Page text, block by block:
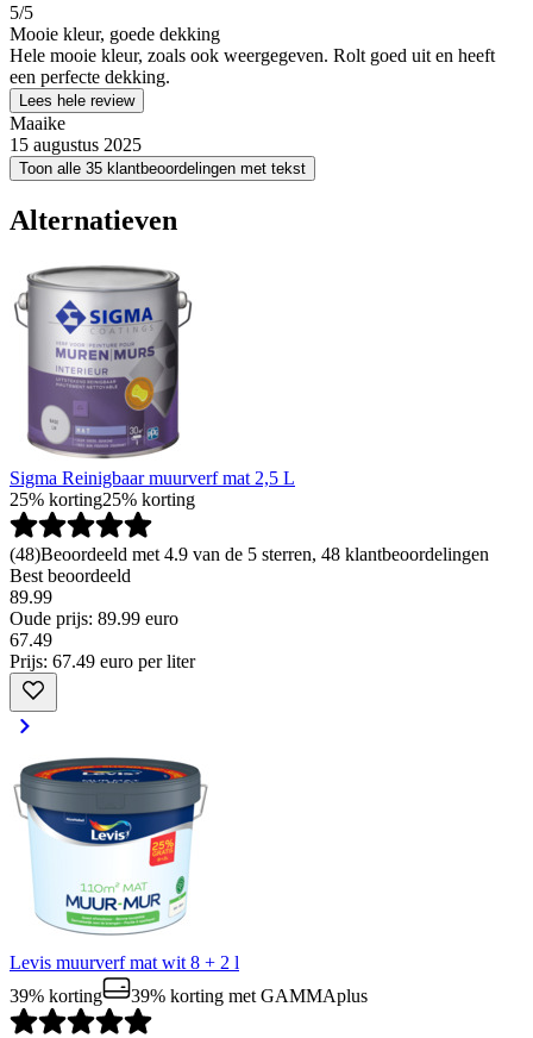
5/5
Mooie kleur, goede dekking
Hele mooie kleur, zoals ook weergegeven. Rolt goed uit en heeft
een perfecte dekking.
Lees hele review
Maaike
15 augustus 2025
Toon alle 35 klantbeoordelingen met tekst
Alternatieven
Sigma Reinigbaar muurverf mat 2,5 L
25% korting25% korting
(48)Beoordeeld met 4.9 van de 5 sterren, 48 klantbeoordelingen
Best beoordeeld
89.99
Oude prijs: 89.99 euro
67.49
Prijs: 67.49 euro per liter
Levis muurverf mat wit 8 + 2 l
39% korting
39% korting met GAMMAplus